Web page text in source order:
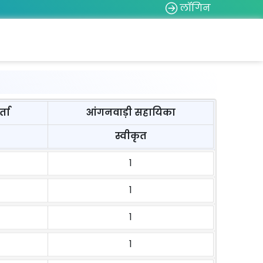
लॉगिन
आंगनवाड़ी सहायिका
स्वीकृत
1
1
1
1